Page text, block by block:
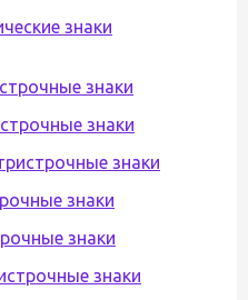
знаки
знаки
знаки
знаки
знаки
знаки
знаки